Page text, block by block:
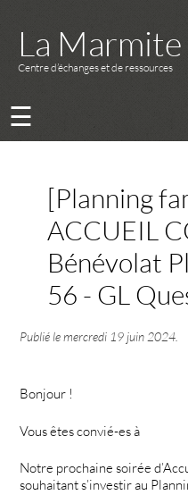
La Marmite
Centre d’échanges et de ressources
☰
[Planning
ACCUEIL
Bénévolat
56 - GL
Publié lemercredi 19 juin 2024
Bonjour !
Vous êtes convié-es à
Notre prochaine soirée
souhaitant s’investir au